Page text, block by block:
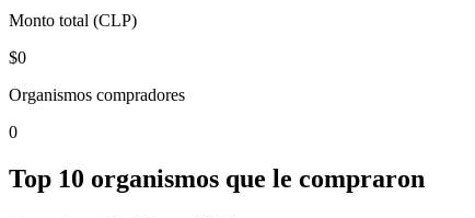
Monto total (CLP)
$0
Organismos compradores
0
Top 10 organismos que le compraron